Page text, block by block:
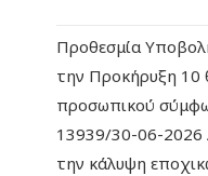
Προθεσμία
την Προκήρυξη 10
προσωπικού
13939/30-06-2026
την κάλυψη